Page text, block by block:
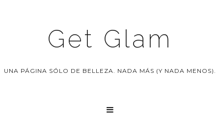
Get Glam
UNA PÁGINA SÓLO DE BELLEZA. NADA MÁS (Y NADA MENOS).
